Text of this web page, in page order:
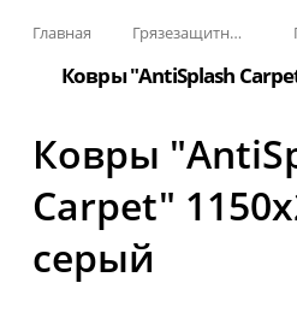
Главная Грязезащитные, влаговпитывающие покрытия
Ковры "AntiSplash
Ковры
Carpet"
серый